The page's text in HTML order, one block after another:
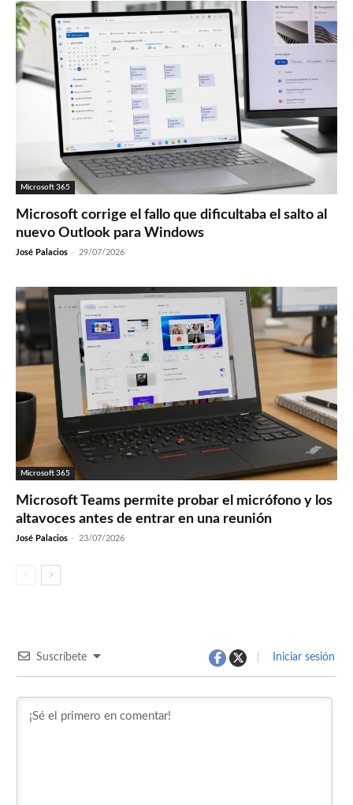
Microsoft 365
Microsoft corrige el fallo que dificultaba el salto al
nuevo Outlook para Windows
José Palacios - 29/07/2026
Microsoft 365
Microsoft Teams permite probar el micrófono y los
altavoces antes de entrar en una reunión
José Palacios - 23/07/2026
Suscríbete Iniciar sesión